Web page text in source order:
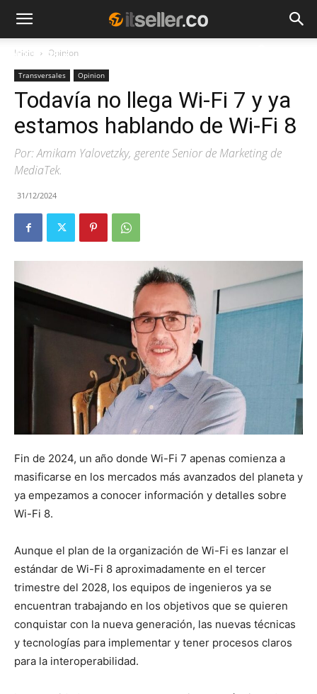
NOTICIAS
Inicio Opinion
Transversales Opinion
Todavía no llega Wi-Fi 7 y ya
estamos hablando de Wi-Fi 8
Por: Amikam Yalovetzky, gerente Senior de Marketing de
MediaTek.
31/12/2024
Fin de 2024, un año donde Wi-Fi 7 apenas comienza a
masificarse en los mercados más avanzados del planeta y
ya empezamos a conocer información y detalles sobre
Wi-Fi 8.
Aunque el plan de la organización de Wi-Fi es lanzar el
estándar de Wi-Fi 8 aproximadamente en el tercer
trimestre del 2028, los equipos de ingenieros ya se
encuentran trabajando en los objetivos que se quieren
conquistar con la nueva generación, las nuevas técnicas
y tecnologías para implementar y tener procesos claros
para la interoperabilidad.